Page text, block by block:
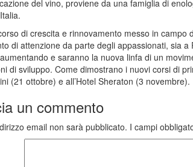
del vino, proviene da una famiglia di
di crescita e rinnovamento messo in
di attenzione da parte degli appassionati, sia
e saranno la nuova linfa di un
di sviluppo. Come dimostrano i nuovi corsi di
(21 ottobre) e all’Hotel Sheraton (3 novembre).
un commento
email non sarà pubblicato. I campi